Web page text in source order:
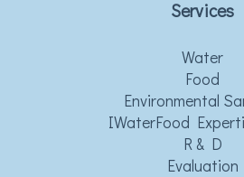
Services
Water
Food
Environmental
IWaterFood
R & D
Evaluation